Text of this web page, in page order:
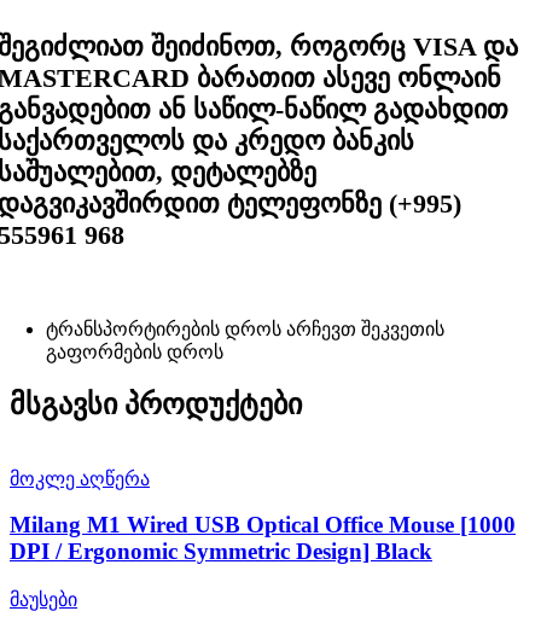
შეიძინოთ, როგორც VISA და
ბარათით ასევე ონლაინ
ან საწილ-ნაწილ გადახდით
და კრედო ბანკის
დეტალებზე
ტელეფონზე (+995)
968
ტრანსპორტირების დროს არჩევთ შეკვეთის
გაფორმების დროს
მსგავსი პროდუქტები
მოკლე აღწერა
Milang M1 Wired USB Optical Office Mouse [1000
DPI / Ergonomic Symmetric Design] Black
მაუსები